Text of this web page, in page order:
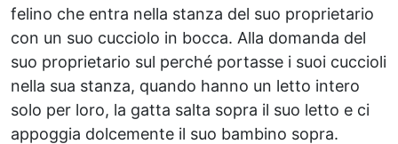
felino che entra nella stanza del suo proprietario
con un suo cucciolo in bocca. Alla domanda del
suo proprietario sul perché portasse i suoi cuccioli
nella sua stanza, quando hanno un letto intero
solo per loro, la gatta salta sopra il suo letto e ci
appoggia dolcemente il suo bambino sopra.